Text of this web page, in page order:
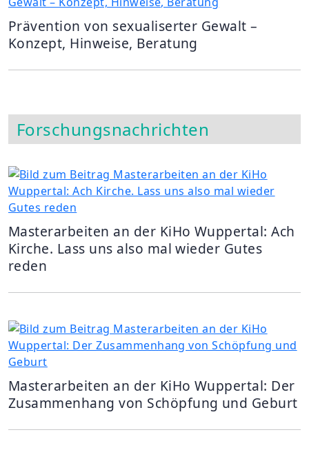
Prävention von sexualiserter Gewalt –
Konzept, Hinweise, Beratung
Forschungsnachrichten
Masterarbeiten an der KiHo Wuppertal: Ach
Kirche. Lass uns also mal wieder Gutes
reden
Masterarbeiten an der KiHo Wuppertal: Der
Zusammenhang von Schöpfung und Geburt